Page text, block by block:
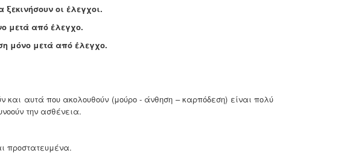
οι έλεγχοι.
μετά από έλεγχο.
μόνο μετά από έλεγχο.
και αυτά που ακολουθούν (μούρο - άνθηση – καρπόδεση) είναι πολύ
την ασθένεια.
προστατευμένα.